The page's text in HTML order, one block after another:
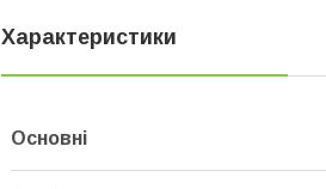
Характеристики
Основні